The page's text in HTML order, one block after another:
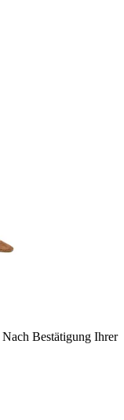
Nach Bestätigung Ihrer